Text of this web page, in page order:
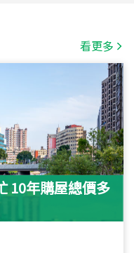
看更多
10年購屋總價多